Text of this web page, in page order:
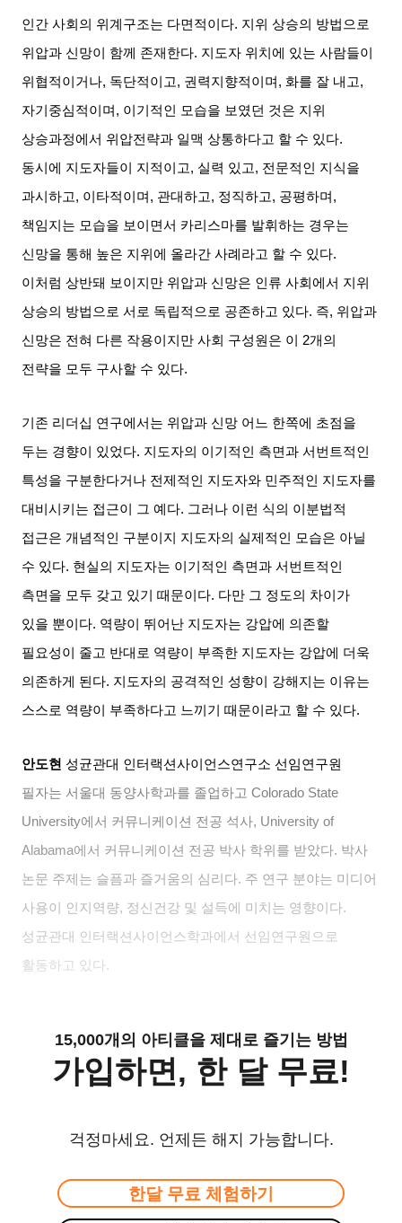
인간 사회의 위계구조는 다면적이다. 지위 상승의 방법으로
위압과 신망이 함께 존재한다. 지도자 위치에 있는 사람들이
위협적이거나, 독단적이고, 권력지향적이며 , 화를 잘 내고,
자기중심적이며 , 이기적인 모습을 보였던 것은 지위
상승과정에서 위압전략과 일맥 상통하다고 할 수 있다.
동시에 지도자들이 지적이고, 실력 있고, 전문적인 지식을
과시하고, 이타적이며 , 관대하고, 정직하고, 공평하며 ,
책임지는 모습을 보이면서 카리스마를 발휘하는 경우는
신망을 통해 높은 지위에 올라간 사례라고 할 수 있다.
이처럼 상반돼 보이지만 위압과 신망은 인류 사회에서 지위
상승의 방법으로 서로 독립적으로 공존하고 있다. 즉, 위압과
신망은 전혀 다른 작용이지만 사회 구성원은 이
2개의
전략을 모두 구사할 수 있다.
기존 리더십 연구에서는 위압과 신망 어느 한쪽에 초점을
두는 경향이 있었다. 지도자의 이기적인 측면과 서번트적인
특성을 구분한다거나 전제적인 지도자와 민주적인 지도자를
대비시키는 접근이 그 예다. 그러나 이런 식의 이분법적
접근은 개념적인 구분이지 지도자의 실제적인 모습은 아닐
수 있다. 현실의 지도자는 이기적인 측면과 서번트적인
측면을 모두 갖고 있기 때문이다. 다만 그 정도의 차이가
있을 뿐이다. 역량이 뛰어난 지도자는 강압에 의존할
필요성이 줄고 반대로 역량이 부족한 지도자는 강압에 더욱
의존하게 된다. 지도자의 공격적인 성향이 강해지는 이유는
스스로 역량이 부족하다고 느끼기 때문이라고 할 수 있다.
안도현 성균관대 인터랙션사이언스연구소 선임연구원
필자는 서울대 동양사학과를 졸업하고 Colorado State
University에서 커뮤니케이션 전공 석사, University of
Alabama에서 커뮤니케이션 전공 박사 학위를 받았다. 박사
논문 주제는 슬픔과 즐거움의 심리다. 주 연구 분야는 미디어
사용이 인지역량, 정신건강 및 설득에 미치는 영향이다.
성균관대 인터랙션사이언스학과에서 선임연구원으로
활동하고 있다 .
15,000개의 아티클을 제대로 즐기는 방법
가입하면, 한 달 무료!
걱정마세요. 언제든 해지 가능합니다.
한달 무료 체험하기